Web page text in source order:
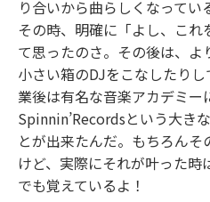
り合いから曲らしくなってい
その時、明確に「よし、こ
て思ったのさ。その後は、
小さい箱のDJをこなしたり
業後は有名な音楽アカデミー
Spinnin’Recordsという大き
とが出来たんだ。もちろん
けど、実際にそれが叶った
でも覚えているよ！